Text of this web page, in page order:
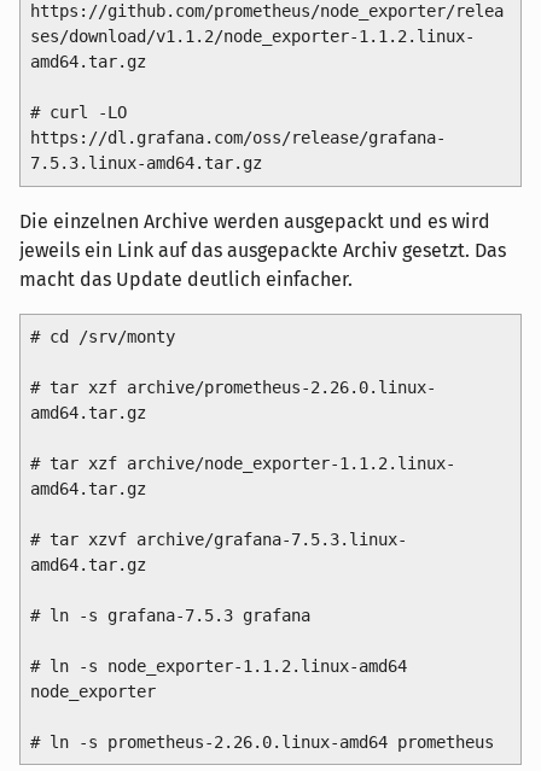
https://github.com/prometheus/node_exporter/relea
ses/download/v1.1.2/node_exporter-1.1.2.linux-
amd64.tar.gz
# curl -LO
https://dl.grafana.com/oss/release/grafana-
7.5.3.linux-amd64.tar.gz
Die einzelnen Archive werden ausgepackt und es wird
jeweils ein Link auf das ausgepackte Archiv gesetzt. Das
macht das Update deutlich einfacher.
# cd /srv/monty
# tar xzf archive/prometheus-2.26.0.linux-
amd64.tar.gz
# tar xzf archive/node_exporter-1.1.2.linux-
amd64.tar.gz
# tar xzvf archive/grafana-7.5.3.linux-
amd64.tar.gz
# ln -s grafana-7.5.3 grafana
# ln -s node_exporter-1.1.2.linux-amd64
node_exporter